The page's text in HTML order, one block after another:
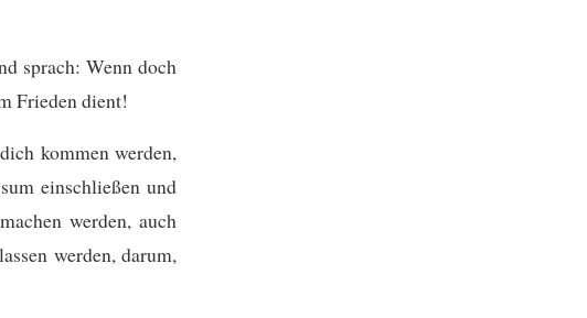
sprach: Wenn doch
Frieden dient!
kommen werden,
einschließen und
werden, auch
werden, darum,